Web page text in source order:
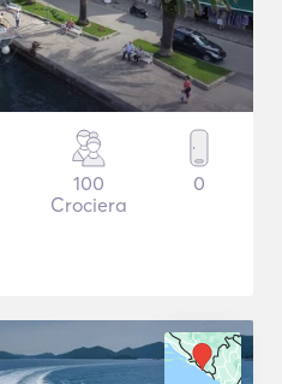
100
Crociera
0